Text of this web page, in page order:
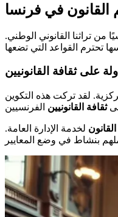
القانون في فرنسا
من تراثنا القانوني الوطني.
على ثقافة القانونيين
لقد تركت هذه التكوين
ثقافة القانونيين
القانون لخدمة الإدارة العامة.